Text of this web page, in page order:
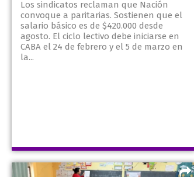
Los sindicatos reclaman que Nación
convoque a paritarias. Sostienen que el
salario básico es de $420.000 desde
agosto. El ciclo lectivo debe iniciarse en
CABA el 24 de febrero y el 5 de marzo en
la...